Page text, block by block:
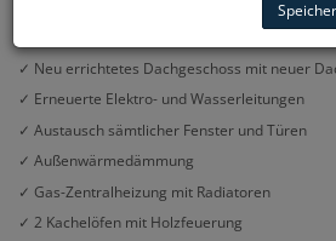
✓ Neu errichtetes Dachgeschoss mit neuer
✓ Erneuerte Elektro- und Wasserleitungen
✓ Austausch sämtlicher Fenster und Türen
✓ Außenwärmedämmung
✓ Gas-Zentralheizung mit Radiatoren
✓ 2 Kachelöfen mit Holzfeuerung